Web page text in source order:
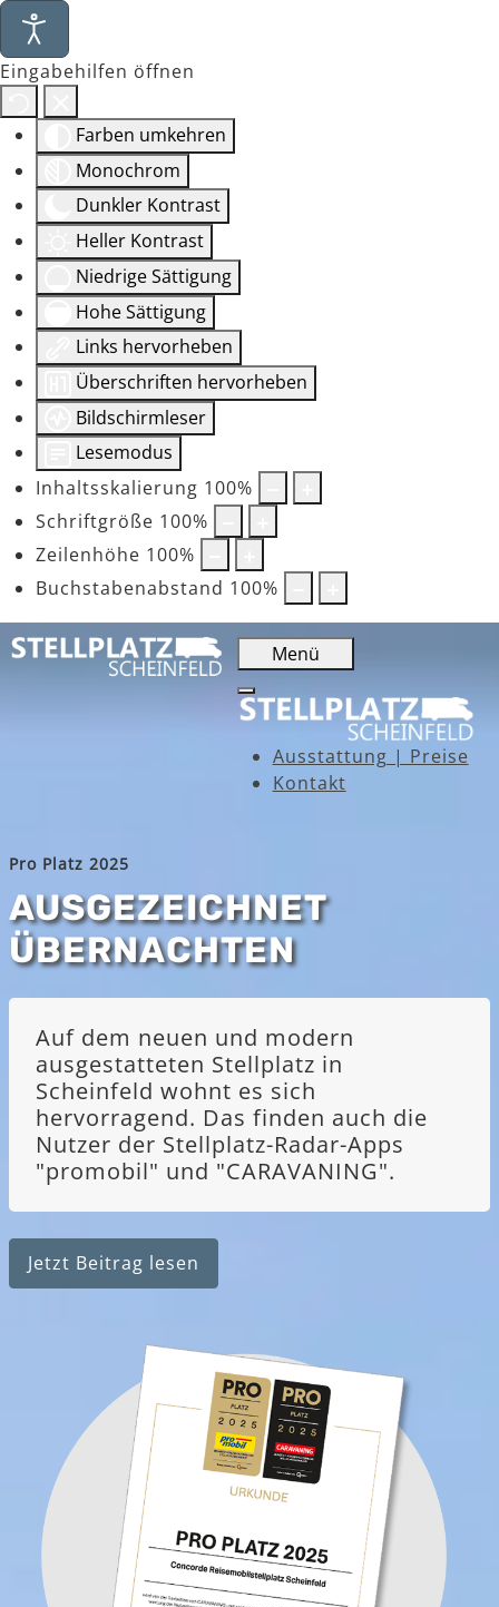
Eingabehilfen öffnen
Farben umkehren
Monochrom
Dunkler Kontrast
Heller Kontrast
Niedrige Sättigung
Hohe Sättigung
Links hervorheben
Überschriften hervorheben
Bildschirmleser
Lesemodus
Inhaltsskalierung 100%
Schriftgröße 100%
Zeilenhöhe 100%
Buchstabenabstand 100%
Menü
Ausstattung | Preise
Kontakt
Pro Platz 2025
AUSGEZEICHNET
ÜBERNACHTEN
Auf dem neuen und modern
ausgestatteten Stellplatz in
Scheinfeld wohnt es sich
hervorragend. Das finden auch die
Nutzer der Stellplatz-Radar-Apps
"promobil" und "CARAVANING".
Jetzt Beitrag lesen